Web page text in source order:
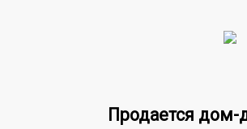
Продается дом-